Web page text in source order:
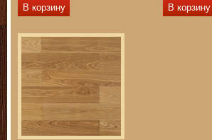
В корзину В корзину